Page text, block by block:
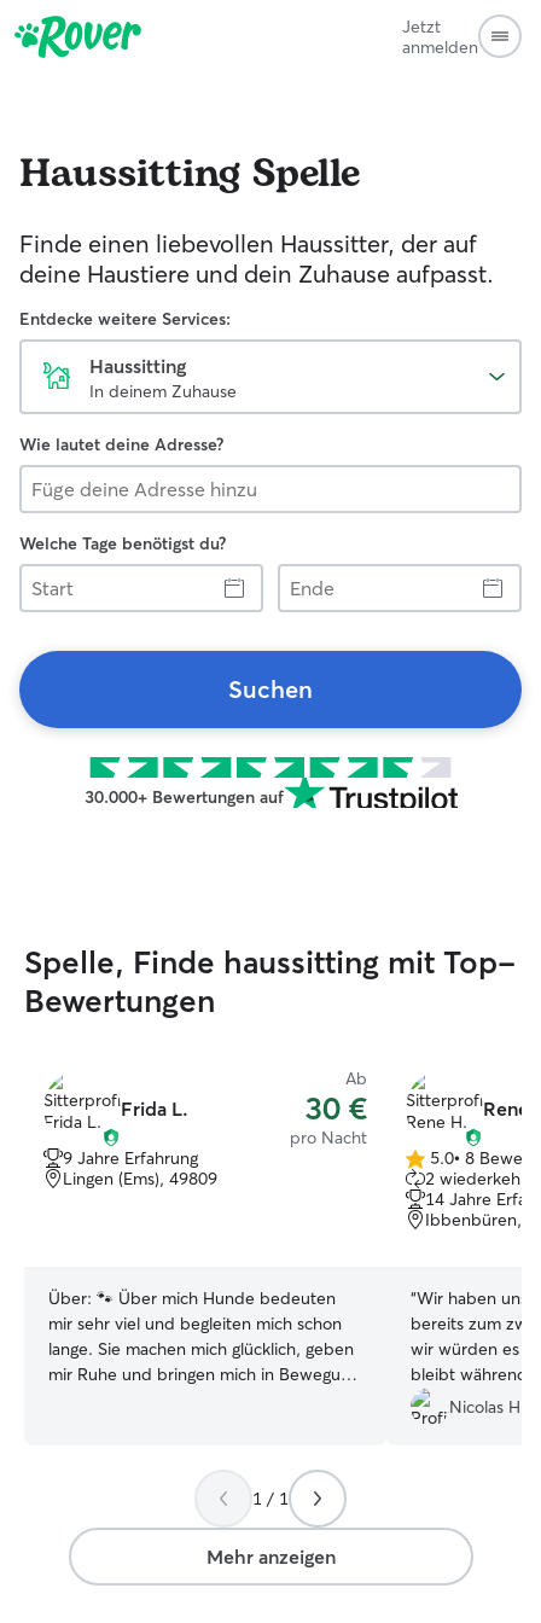
Jetzt
anmelden
Haussitting Spelle
Finde einen liebevollen Haussitter, der auf
deine Haustiere und dein Zuhause aufpasst.
Entdecke weitere Services:
Haussitting
In deinem Zuhause
Wie lautet deine Adresse?
Welche Tage benötigst du?
Start
Ende
Suchen
30.000+ Bewertungen auf
Spelle, Finde haussitting mit Top-
Bewertungen
Frida L.
Ab
30 €
pro Nacht
9 Jahre Erfahrung
Lingen (Ems), 49809
Über: 🐾 Über mich Hunde bedeuten
mir sehr viel und begleiten mich schon
lange. Sie machen mich glücklich, geben
mir Ruhe und bringen mich in Bewegung
vermisse, freue ich mich umso mehr,
Zeit mit anderen Hunden zu verbringen.
🦴 Erfahrung Ich habe Erfahrung mit: •
mehreren Hunden gleichzeitig •
adoptierten sowie ängstlichen und
Rene
5.0
von
5
Sternen
5.0• 8
2
14 Jahre
Ibbenbüren,
“Wir haben
bereits zum
wir würden es
bleibt während
uns im Haus,
Mal
und unsere
Soda – haben
geschlossen.
Nicolas H.
1 / 1
Mehr anzeigen